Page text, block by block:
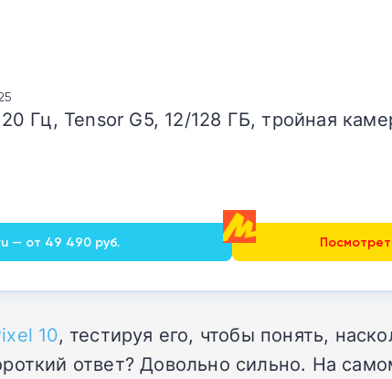
Гц, Tensor G5, 12/128 ГБ, тройная
— от 49 490 руб.
10, тестируя его, чтобы понять,
ответ? Довольно сильно. На